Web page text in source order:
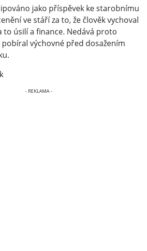
jako příspěvek ke starobnímu
ve stáří za to, že člověk vychoval
to úsilí a finance. Nedává proto
výchovné před dosažením